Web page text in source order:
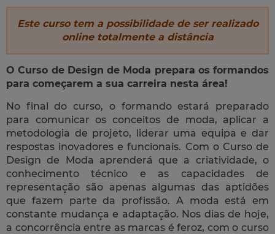
Este curso tem a possibilidade de ser realizado
online totalmente a distância
O Curso de Design de Moda prepara os formandos
para começarem a sua carreira nesta área!
No final do curso, o formando estará preparado
para comunicar os conceitos de moda, aplicar a
metodologia de projeto, liderar uma equipa e dar
respostas inovadores e funcionais. Com o Curso de
Design de Moda aprenderá que a criatividade, o
conhecimento técnico e as capacidades de
representação são apenas algumas das aptidões
que fazem parte da profissão. A moda está em
constante mudança e adaptação. Nos dias de hoje,
a concorrência entre as marcas é feroz, com o curso